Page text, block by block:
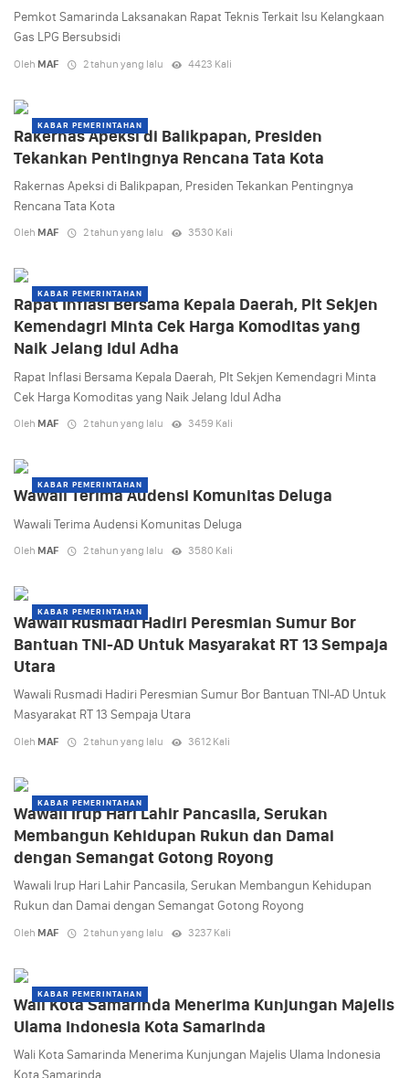
Pemkot Samarinda Laksanakan Rapat Teknis Terkait Isu Kelangkaan
Gas LPG Bersubsidi
Oleh MAF 2 tahun yang lalu 4423 Kali
KABAR PEMERINTAHAN
Rakernas Apeksi di Balikpapan, Presiden
Tekankan Pentingnya Rencana Tata Kota
Rakernas Apeksi di Balikpapan, Presiden Tekankan Pentingnya
Rencana Tata Kota
Oleh MAF 2 tahun yang lalu 3530 Kali
KABAR PEMERINTAHAN
Rapat Inflasi Bersama Kepala Daerah, Plt Sekjen
Kemendagri Minta Cek Harga Komoditas yang
Naik Jelang Idul Adha
Rapat Inflasi Bersama Kepala Daerah, Plt Sekjen Kemendagri Minta
Cek Harga Komoditas yang Naik Jelang Idul Adha
Oleh MAF 2 tahun yang lalu 3459 Kali
KABAR PEMERINTAHAN
Wawali Terima Audensi Komunitas Deluga
Wawali Terima Audensi Komunitas Deluga
Oleh MAF 2 tahun yang lalu 3580 Kali
KABAR PEMERINTAHAN
Wawali Rusmadi Hadiri Peresmian Sumur Bor
Bantuan TNI-AD Untuk Masyarakat RT 13 Sempaja
Utara
Wawali Rusmadi Hadiri Peresmian Sumur Bor Bantuan TNI-AD Untuk
Masyarakat RT 13 Sempaja Utara
Oleh MAF 2 tahun yang lalu 3612 Kali
KABAR PEMERINTAHAN
Wawali Irup Hari Lahir Pancasila, Serukan
Membangun Kehidupan Rukun dan Damai
dengan Semangat Gotong Royong
Wawali Irup Hari Lahir Pancasila, Serukan Membangun Kehidupan
Rukun dan Damai dengan Semangat Gotong Royong
Oleh MAF 2 tahun yang lalu 3237 Kali
KABAR PEMERINTAHAN
Wali Kota Samarinda Menerima Kunjungan Majelis
Ulama Indonesia Kota Samarinda
Wali Kota Samarinda Menerima Kunjungan Majelis Ulama Indonesia
Kota Samarinda